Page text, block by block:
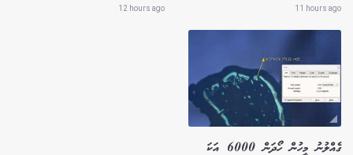
11 hours ago
12 hours ago
ގެއްލުނު މީހުން ހޯދަން 6000 އަކަ